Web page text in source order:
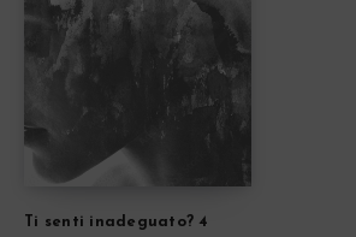
Ti senti inadeguato? 4